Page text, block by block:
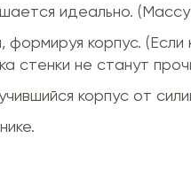
идеально.
корпус. (Если
стенки не станут
корпус от